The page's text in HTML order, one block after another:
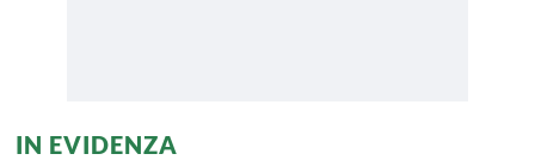
IN EVIDENZA